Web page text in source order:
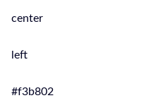
center
left
#f3b802